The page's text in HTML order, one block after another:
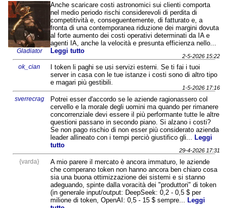
Gladiator
Anche scaricare costi astronomici sui clienti comporta
nel medio periodo rischi considerevoli di perdita di
competitività e, conseguentemente, di fatturato e, a
fronta di una contemporanea riduzione dei margini dovuta
al forte aumento dei costi operativi determinati da IA e
agenti IA, anche la velocità e presunta efficienza nello...
Leggi tutto
2-5-2026 15:22
ok_cian
I token li paghi se usi servizi esterni. Se ti fai i tuoi
server in casa con le tue istanze i costi sono di altro tipo
e magari più gestibili.
1-5-2026 17:16
sverrecrag
Potrei esser d'accordo se le aziende ragionassero col
cervello e la morale degli uomini ma quando per rimanere
concorrenziale devi essere il più performante tutte le altre
questioni passano in secondo piano. Si alzano i costi?
Se non pago rischio di non esser più considerato azienda
leader allineato con i tempi perciò giustifico gli... Leggi
tutto
29-4-2026 17:31
{varda}
A mio parere il mercato è ancora immaturo, le aziende
che comperano token non hanno ancora ben chiaro cosa
sia una buona ottimizzazione dei sistemi e si stanno
adeguando, spinte dalla voracità dei "produttori" di token
(in generale input/output: DeepSeek: 0,2 - 0,5 $ per
milione di token, OpenAI: 0,5 - 15 $ sempre... Leggi